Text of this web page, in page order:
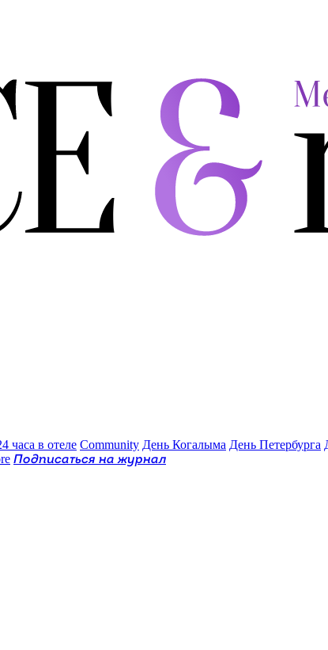
часа в отеле Community День Когалыма День Петербурга
Подписаться на журнал